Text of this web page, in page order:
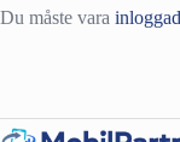
Du måste vara inloggad